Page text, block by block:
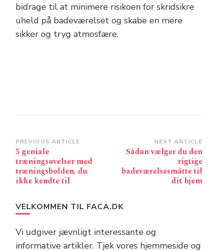
bidrage til at minimere risikoen for skridsikre
uheld på badeværelset og skabe en mere
sikker og tryg atmosfære.
Post
Navigation
PREVIOUS ARTICLE
5 geniale
træningsøvelser med
træningsbolden, du
ikke kendte til
NEXT ARTICLE
Sådan vælger du den
rigtige
badeværelsesmåtte til
dit hjem
VELKOMMEN TIL FACA.DK
Vi udgiver jævnligt interessante og
informative artikler. Tjek vores hjemmeside og